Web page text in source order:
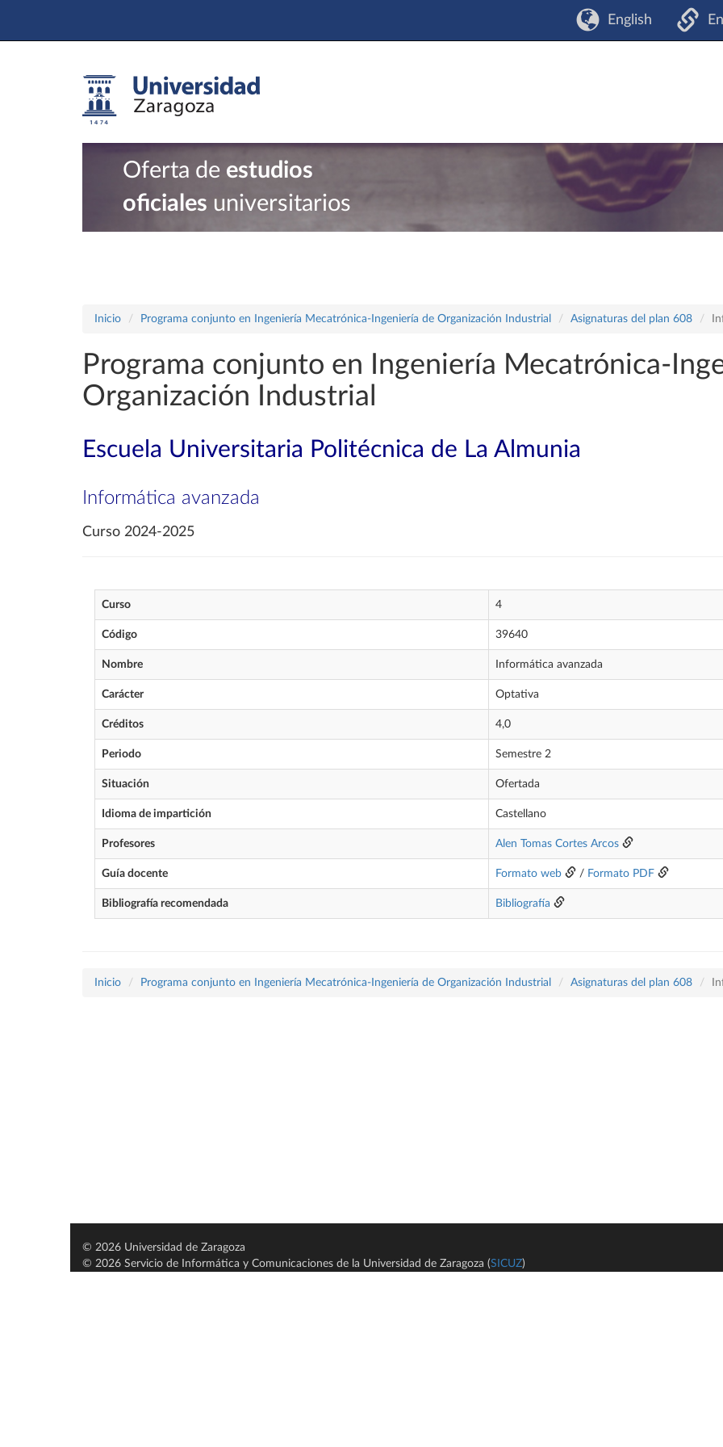
English
Oferta de estudios
oficiales universitarios
Inicio Programa conjunto en Ingeniería Mecatrónica-Ingeniería de Organización Industrial Asignaturas del plan 608
Programa conjunto en Ingeniería Mecatrónica-
Organización Industrial
Escuela Universitaria Politécnica de La Almunia
Informática avanzada
Curso 2024-2025
Curso 4
Código 39640
Nombre Informática avanzada
Carácter Optativa
Créditos 4,0
Periodo Semestre 2
Situación Ofertada
Idioma de impartición Castellano
Profesores Alen Tomas Cortes Arcos
Guía docente Formato web / Formato PDF
Bibliografía recomendada Bibliografía
Inicio Programa conjunto en Ingeniería Mecatrónica-Ingeniería de Organización Industrial Asignaturas del plan 608
© 2026 Universidad de Zaragoza
© 2026 Servicio de Informática y Comunicaciones de la Universidad de Zaragoza (SICUZ)